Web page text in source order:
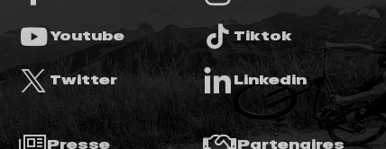
Youtube Tiktok
Twitter Linkedin
Presse Partenaires